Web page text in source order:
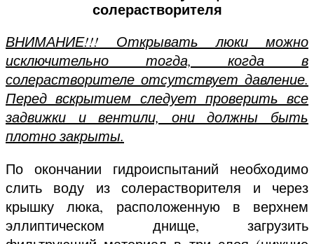
солерастворителя
ВНИМАНИЕ!!! Открывать люки можно
исключительно тогда, когда в
солерастворителе отсутствует давление.
Перед вскрытием следует проверить все
задвижки и вентили, они должны быть
плотно закрыты.
По окончании гидроиспытаний необходимо
слить воду из солерастворителя и через
крышку люка, расположенную в верхнем
эллиптическом днище, загрузить